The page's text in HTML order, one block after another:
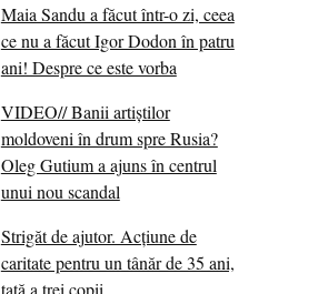
Maia Sandu a făcut într-o zi, ceea
ce nu a făcut Igor Dodon în patru
ani! Despre ce este vorba
VIDEO// Banii artiștilor
moldoveni în drum spre Rusia?
Oleg Gutium a ajuns în centrul
unui nou scandal
Strigăt de ajutor. Acțiune de
caritate pentru un tânăr de 35 ani,
tată a trei copii